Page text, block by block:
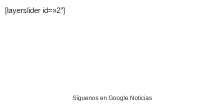
[layerslider id=»2″]
Síguenos en Google Noticias